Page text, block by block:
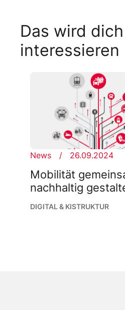
Das wird
interessieren
News 26.09.2024
Mobilität
nachhaltig
DIGITAL & KISTRUKTUR